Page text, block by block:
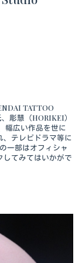
TATTOO
彫慧（HORIKEI）
幅広い作品を世に
、テレビドラマ等に
一部はオフィシャ
してみてはいかがで